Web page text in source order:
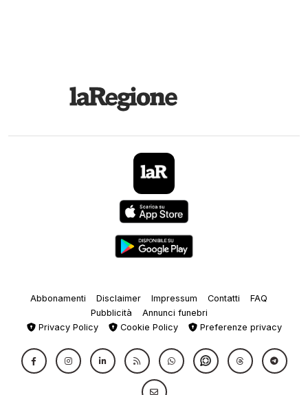
Abbonamenti Disclaimer Impressum Contatti
FAQ
Pubblicità
Annunci funebri
Privacy Policy
Cookie Policy Preferenze privacy